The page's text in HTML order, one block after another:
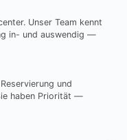
Unser Team kennt
in- und auswendig —
und
haben Priorität —